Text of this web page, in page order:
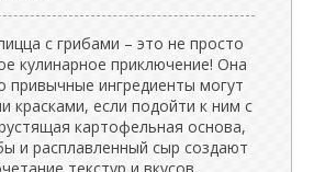
с грибами – это не просто
кулинарное приключение! Она
привычные ингредиенты могут
красками, если подойти к ним с
картофельная основа,
и расплавленный сыр создают